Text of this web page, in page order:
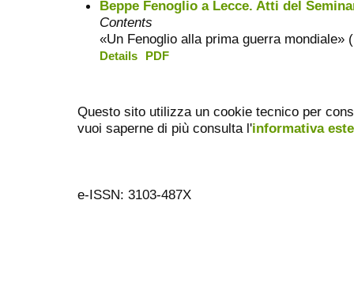
Beppe Fenoglio a Lecce. Atti del
Contents
«Un Fenoglio alla prima guerra mondiale»
Details PDF
Questo sito utilizza un cookie tecnico per
vuoi saperne di più consulta l'informativa
e-ISSN: 3103-487X